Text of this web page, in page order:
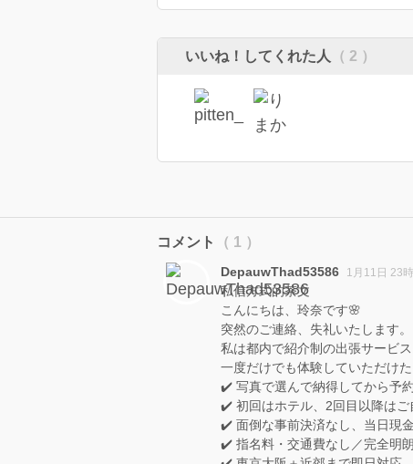
いいね！してくれた人 （ 2 ）
コメント （ 1 ）
DepauwThad53586 1月11日 23
私信方式的茶文
こんにちは、玲奈です🌸
突然のご連絡、失礼いたします。
私は都内で紹介制の出張サービス
一度だけでも体験していただけ
✔️ 写真で選んで納得してから予
✔️ 初回はホテル、2回目以降はご
✔️ 面倒な事前決済なし、当日現
✔️ 指名料・交通費なし／完全明